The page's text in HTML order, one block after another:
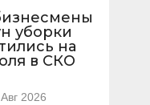
уборки
на
в СКО
2026